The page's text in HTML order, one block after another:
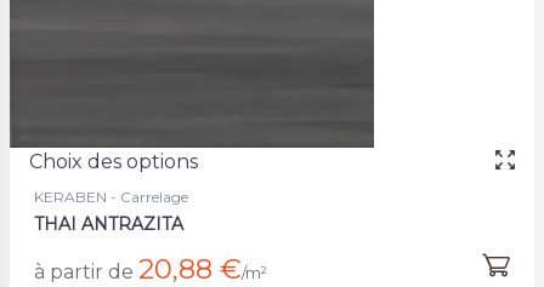
Choix des options
KERABEN - Carrelage
THAI ANTRAZITA
à partir de 20,88 €/m²